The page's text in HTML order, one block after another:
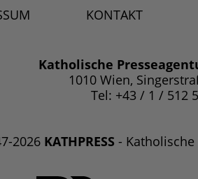
KONTAKT
Katholische
1010 Wien,
Tel: +43 / 1 / 512
2026 KATHPRESS -